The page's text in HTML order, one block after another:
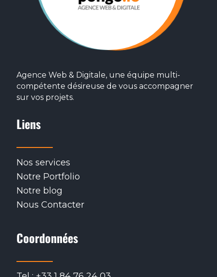
Agence Web & Digitale, une équipe multi-
compétente désireuse de vous accompagner
sur vos projets.
Liens
Nos services
Notre Portfolio
Notre blog
Nous Contacter
Coordonnées